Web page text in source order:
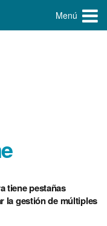
Menú
tiene pestañas
la gestión de múltiples